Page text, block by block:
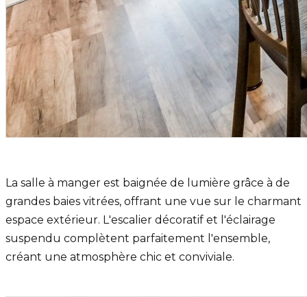
La salle à manger est baignée de lumière grâce à de
grandes baies vitrées, offrant une vue sur le charmant
espace extérieur. L'escalier décoratif et l'éclairage
suspendu complètent parfaitement l'ensemble,
créant une atmosphère chic et conviviale.